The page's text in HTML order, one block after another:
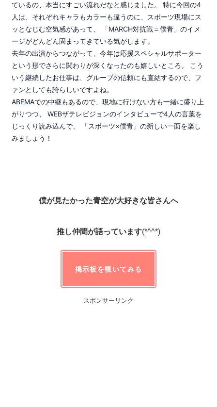
ているの、本当にすごい流れだなと感じました。 特に今回の4
人は、それぞれキャラもカラーも違うのに、スポーツ現場にス
ッとなじむ空気感があって、 「MARCH対抗戦＝僕青」のイメ
ージがどんどん固まってきている気がします。
去年の出演からつながって、今年は応援スペシャルサポーター
という形でさらに関わりが深くなったのも嬉しいところ。 こう
いう継続したお仕事は、グループの信頼にも直結するので、フ
ァンとしても誇らしいですよね。
ABEMAでの中継もあるので、現地に行けない方も一緒に盛り上
がりつつ、 WEBザテレビジョンのインタビューで4人の言葉を
じっくり読み込んで、 「スポーツ×僕青」の新しい一面を楽し
みましょう！
僕が見たかった青空が大好きな皆さんへ
推し仲間が語っています(*^^*)
掲示板を覗いてみる
スポンサーリンク